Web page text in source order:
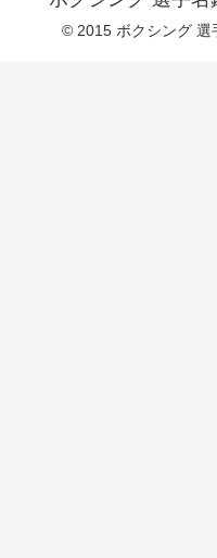
© 2015 ボクシング